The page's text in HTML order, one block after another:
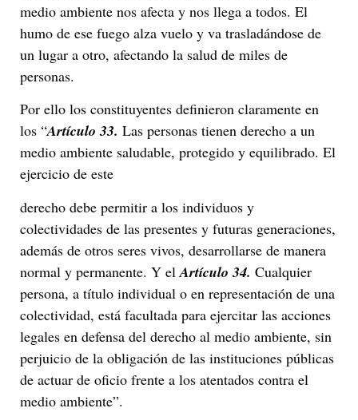
medio ambiente nos afecta y nos llega a todos. El
humo de ese fuego alza vuelo y va trasladándose de
un lugar a otro, afectando la salud de miles de
personas.
Por ello los constituyentes definieron claramente en
los “Artículo 33. Las personas tienen derecho a un
medio ambiente saludable, protegido y equilibrado. El
ejercicio de este
derecho debe permitir a los individuos y
colectividades de las presentes y futuras generaciones,
además de otros seres vivos, desarrollarse de manera
normal y permanente. Y el Artículo 34. Cualquier
persona, a título individual o en representación de una
colectividad, está facultada para ejercitar las acciones
legales en defensa del derecho al medio ambiente, sin
perjuicio de la obligación de las instituciones públicas
de actuar de oficio frente a los atentados contra el
medio ambiente”.